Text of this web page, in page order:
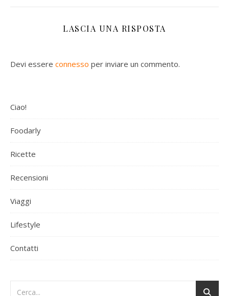
LASCIA UNA RISPOSTA
Devi essere connesso per inviare un commento.
Ciao!
Foodarly
Ricette
Recensioni
Viaggi
Lifestyle
Contatti